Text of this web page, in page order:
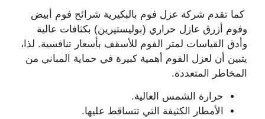
كما تقدم شركة عزل فوم بالبكيرية شرائح فوم أبيض
وفوم أزرق عازل حراري (بوليستيرين) بكثافات عالية
وأدق القياسات لمتر الفوم للأسقف بأسعار تنافسية. لذا،
يتبين أن لعزل الفوم أهمية كبيرة في حماية المباني من
المخاطر المتعددة.
حرارة الشمس العالية.
الأمطار الكثيفة التي تتساقط عليها.